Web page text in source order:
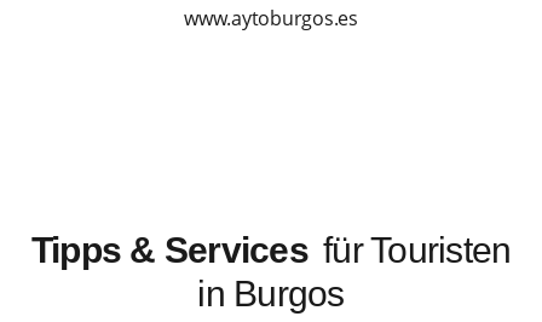
www.aytoburgos.es
Tipps & Services für Touristen
in Burgos